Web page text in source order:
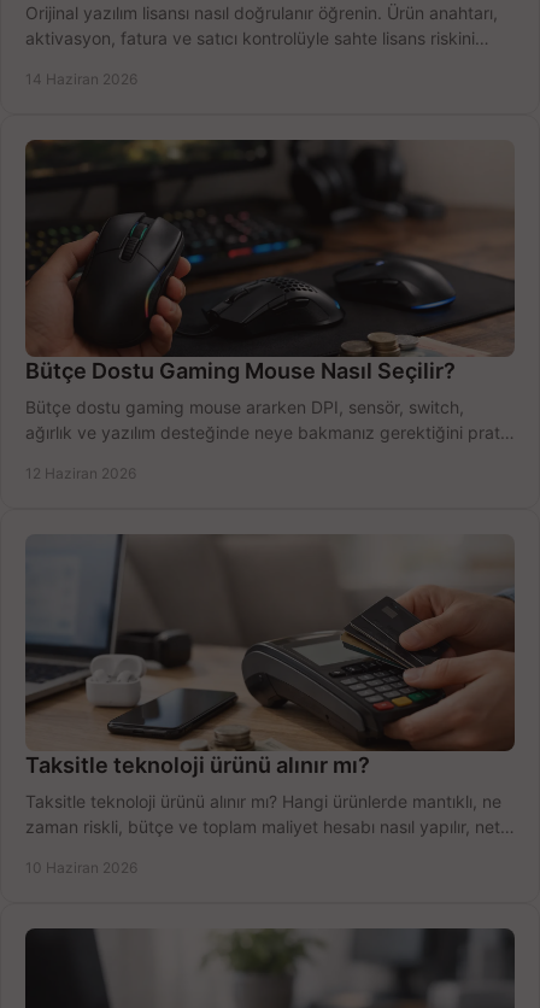
Orijinal yazılım lisansı nasıl doğrulanır öğrenin. Ürün anahtarı,
aktivasyon, fatura ve satıcı kontrolüyle sahte lisans riskini
14 Haziran 2026
Bütçe Dostu Gaming Mouse Nasıl Seçilir?
Bütçe dostu gaming mouse ararken DPI, sensör, switch,
ağırlık ve yazılım desteğinde neye bakmanız gerektiğini pratik
12 Haziran 2026
Taksitle teknoloji ürünü alınır mı?
Taksitle teknoloji ürünü alınır mı? Hangi ürünlerde mantıklı, ne
zaman riskli, bütçe ve toplam maliyet hesabı nasıl yapılır, net
10 Haziran 2026